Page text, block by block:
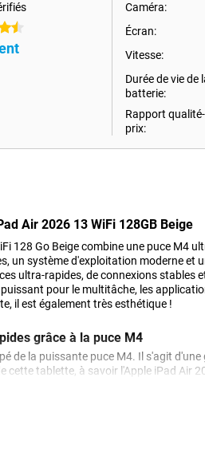
Caméra:
Écran:
Vitesse:
Durée de vie de
batterie:
Rapport qualité-
prix:
Air 2026 13 WiFi 128GB Beige
128 Go Beige combine une puce M4
un système d'exploitation moderne et
ultra-rapides, de connexions stables
pour le multitâche, les
il est également très esthétique !
grâce à la puce M4
de la puissante puce M4. Il s'agit
cette tablette, à savoir l'Apple iPad Air
plusieurs applications
d'une puce M5 !